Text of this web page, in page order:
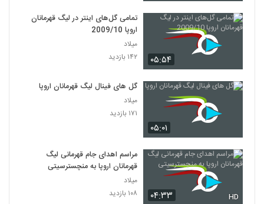
۰۵:۵۴
تمامی گل‌های اینتر در لیگ قهرمانان
اروپا 2009/10
میلاد
۱۴۲ بازدید
۰۵:۰۱
گل های فینال لیگ قهرمانان اروپا
میلاد
۱۷۱ بازدید
۰۴:۳۳ HD
مراسم اهدای جام قهرمانی لیگ
قهرمانان اروپا به منچسترسیتی
میلاد
۱۰۸ بازدید